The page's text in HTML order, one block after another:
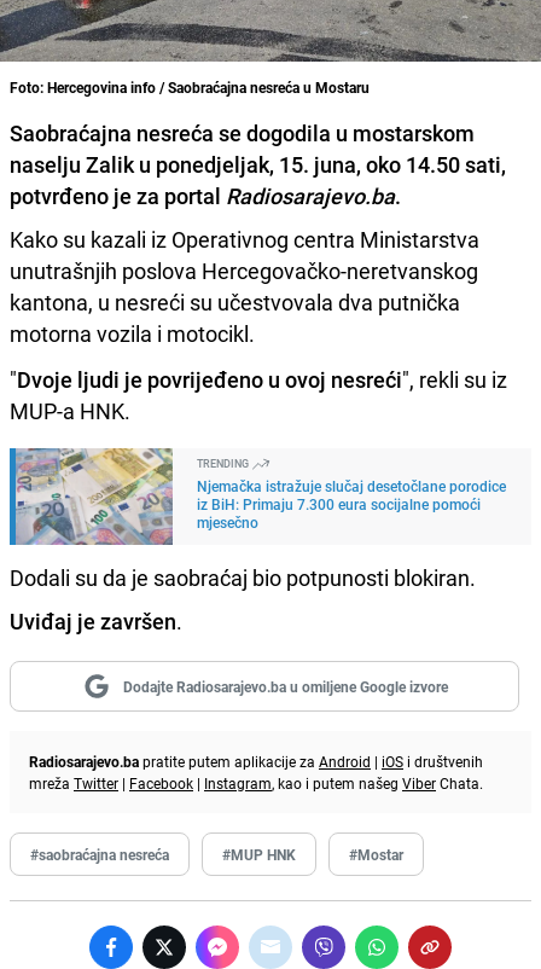
Foto: Hercegovina info / Saobraćajna nesreća u Mostaru
Saobraćajna nesreća se dogodila u mostarskom
naselju Zalik u ponedjeljak, 15. juna, oko 14.50 sati,
potvrđeno je za portal Radiosarajevo.ba.
Kako su kazali iz Operativnog centra Ministarstva
unutrašnjih poslova Hercegovačko-neretvanskog
kantona, u nesreći su učestvovala dva putnička
motorna vozila i motocikl.
"Dvoje ljudi je povrijeđeno u ovoj nesreći", rekli su iz
MUP-a HNK.
TRENDING
Njemačka istražuje slučaj desetočlane porodice
iz BiH: Primaju 7.300 eura socijalne pomoći
mjesečno
Dodali su da je saobraćaj bio potpunosti blokiran.
Uviđaj je završen.
Dodajte Radiosarajevo.ba u omiljene Google izvore
Radiosarajevo.bapratite putem aplikacije za Android | iOS i društvenih
mreža Twitter | Facebook | Instagram, kao i putem našeg ViberChata.
#saobraćajna nesreća #MUP HNK #Mostar